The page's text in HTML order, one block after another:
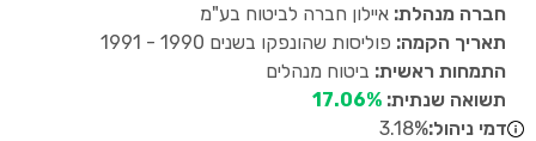
חברה מנהלת: איילון חברה לביטוח בע"מ
תאריך הקמה: פוליסות שהונפקו בשנים 1990 - 1991
התמחות ראשית: ביטוח מנהלים
תשואה שנתית: 17.06%
דמי ניהול:3.18%